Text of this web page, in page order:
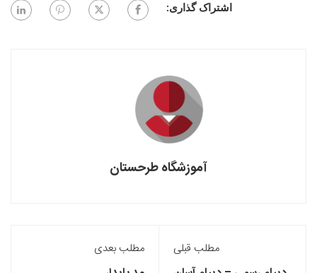
اشتراک گذاری:
آموزشگاه طرحستان
مطلب قبلی مطلب بعدی